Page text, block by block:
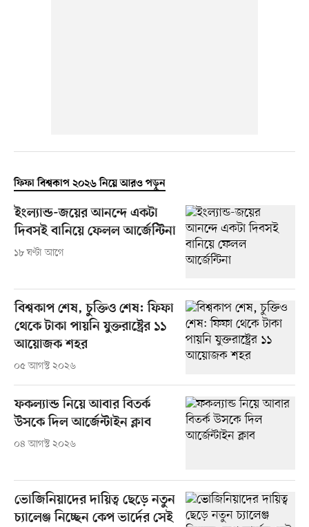
ফিফা বিশ্বকাপ ২০২৬ নিয়ে আরও পড়ুন
ইংল্যান্ড-জয়ের আনন্দে একটা
দিবসই বানিয়ে ফেলল আর্জেন্টিনা
১৮ ঘণ্টা আগে
বিশ্বকাপ শেষ, চুক্তিও শেষ: ফিফা
থেকে টাকা পায়নি যুক্তরাষ্ট্রের ১১
আয়োজক শহর
০৫ আগস্ট ২০২৬
ফকল্যান্ড নিয়ে আবার বিতর্ক
উসকে দিল আর্জেন্টাইন ক্লাব
০৪ আগস্ট ২০২৬
ভোজিনিয়াদের দায়িত্ব ছেড়ে নতুন
চ্যালেঞ্জ নিচ্ছেন কেপ ভার্দের সেই